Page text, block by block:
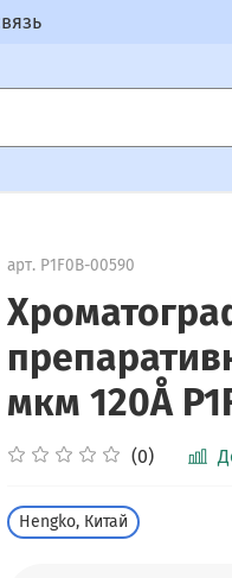
арт. P1F0B-00590
мкм 120Å
(0)
Hengko, Китай